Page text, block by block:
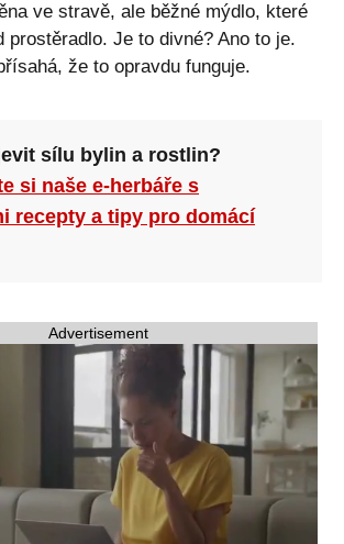
ve stravě, ale běžné mýdlo, které
prostěradlo. Je to divné? Ano to je.
že to opravdu funguje.
sílu bylin a rostlin?
si naše e-herbáře s
recepty a tipy pro domácí
Advertisement